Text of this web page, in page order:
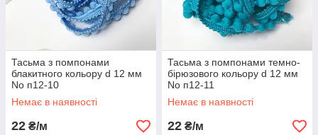
Тасьма з помпонами
блакитного кольору d 12 мм
No п12-10
Немає в наявності
22 ₴/м
Тасьма з помпонами темно-
бірюзового кольору d 12 мм
No п12-11
Немає в наявності
22 ₴/м